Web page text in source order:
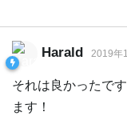
Harald 2019年
それは良かったで
ます！